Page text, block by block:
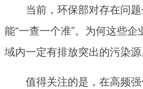
当前，环保部对存在问题
能“一查一个准”。为何这些
域内一定有排放突出的污染
值得关注的是，在高频强